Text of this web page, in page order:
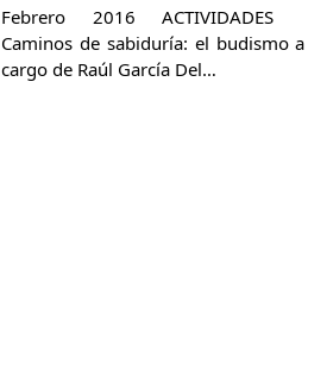
Febrero 2016 ACTIVIDADES
Caminos de sabiduría: el budismo a
cargo de Raúl García Del…